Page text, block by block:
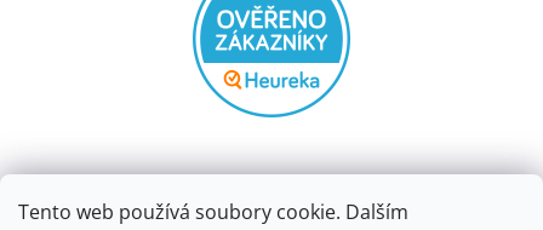
Tento web používá soubory cookie. Dalším